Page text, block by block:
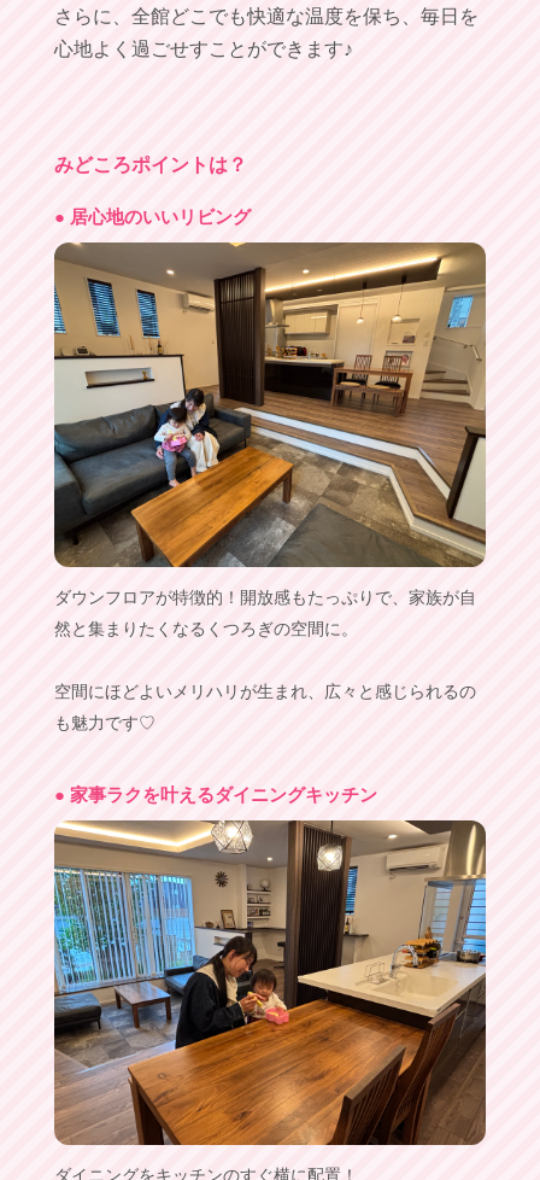
さらに、全館どこでも快適な温度を保ち、毎日を
心地よく過ごせすことができます♪
みどころポイントは？
● 居心地のいいリビング
ダウンフロアが特徴的！開放感もたっぷりで、家族が自
然と集まりたくなるくつろぎの空間に。
空間にほどよいメリハリが生まれ、広々と感じられるの
も魅力です♡
● 家事ラクを叶えるダイニングキッチン
ダイニングをキッチンのすぐ横に配置！